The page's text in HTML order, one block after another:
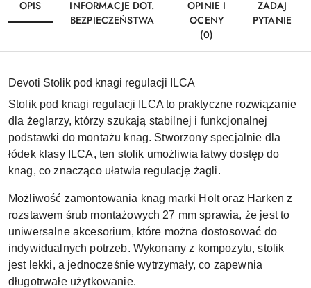
OPIS
INFORMACJE DOT.
BEZPIECZEŃSTWA
OPINIE I
OCENY
(0)
ZADAJ
PYTANIE
Devoti Stolik pod knagi regulacji ILCA
Stolik pod knagi regulacji ILCA to praktyczne rozwiązanie
dla żeglarzy, którzy szukają stabilnej i funkcjonalnej
podstawki do montażu knag. Stworzony specjalnie dla
łódek klasy ILCA, ten stolik umożliwia łatwy dostęp do
knag, co znacząco ułatwia regulację żagli.
Możliwość zamontowania knag marki Holt oraz Harken z
rozstawem śrub montażowych 27 mm sprawia, że jest to
uniwersalne akcesorium, które można dostosować do
indywidualnych potrzeb. Wykonany z kompozytu, stolik
jest lekki, a jednocześnie wytrzymały, co zapewnia
długotrwałe użytkowanie.